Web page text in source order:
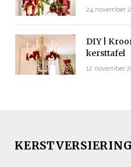
24 november
DIY |
kersttafel
12 november
KERSTVERSIERING